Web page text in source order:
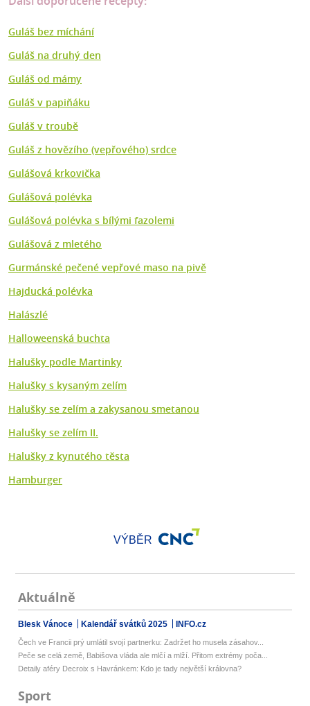
Guláš bez míchání
Guláš na druhý den
Guláš od mámy
Guláš v papiňáku
Guláš v troubě
Guláš z hovězího (vepřového) srdce
Gulášová krkovička
Gulášová polévka
Gulášová polévka s bílými fazolemi
Gulášová z mletého
Gurmánské pečené vepřové maso na pivě
Hajducká polévka
Halászlé
Halloweenská buchta
Halušky podle Martinky
Halušky s kysaným zelím
Halušky se zelím a zakysanou smetanou
Halušky se zelím II.
Halušky z kynutého těsta
Hamburger
VÝBĚR
Aktuálně
Blesk Vánoce Kalendář svátků 2025 INFO.cz
Čech ve Francii prý umlátil svojí partnerku: Zadržet ho musela zásahov...
Peče se celá země, Babišova vláda ale mlčí a mlží. Přitom extrémy poča...
Detaily aféry Decroix s Havránkem: Kdo je tady největší královna?
Sport